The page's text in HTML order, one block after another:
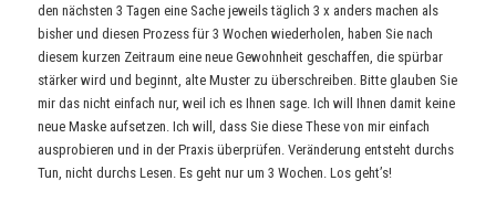
den nächsten 3 Tagen eine Sache jeweils täglich 3 x anders machen als
bisher und diesen Prozess für 3 Wochen wiederholen, haben Sie nach
diesem kurzen Zeitraum eine neue Gewohnheit geschaffen, die spürbar
stärker wird und beginnt, alte Muster zu überschreiben. Bitte glauben Sie
mir das nicht einfach nur, weil ich es Ihnen sage. Ich will Ihnen damit keine
neue Maske aufsetzen. Ich will, dass Sie diese These von mir einfach
ausprobieren und in der Praxis überprüfen. Veränderung entsteht durchs
Tun, nicht durchs Lesen. Es geht nur um 3 Wochen. Los geht’s!